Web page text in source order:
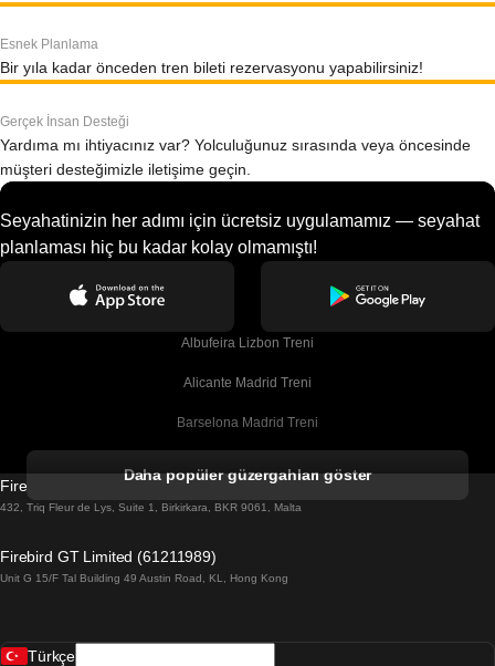
Esnek Planlama
Bir yıla kadar önceden tren bileti rezervasyonu yapabilirsiniz!
Gerçek İnsan Desteği
Yardıma mı ihtiyacınız var? Yolculuğunuz sırasında veya öncesinde
müşteri desteğimizle iletişime geçin.
Seyahatinizin her adımı için ücretsiz uygulamamız — seyahat
planlaması hiç bu kadar kolay olmamıştı!
Albufeira Lizbon Treni
Alicante Madrid Treni
Barselona Madrid Treni
Barselona Sevilla Treni
Belfast Dublin Treni
Daha popüler güzergahları göster
Firebird GT Limited (OC 1451)
432, Triq Fleur de Lys, Suite 1, Birkirkara, BKR 9061, Malta
Firebird GT Limited (61211989)
Unit G 15/F Tal Building 49 Austin Road, KL, Hong Kong
Türkçe